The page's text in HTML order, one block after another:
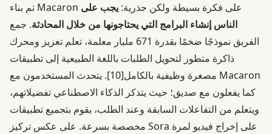
تم بناء Macaron على فكرة بسيطة ولكن جذرية: يجب على
الناس إنشاء البرامج التي يحتاجونها من خلال المحادثة. جمع
الفريق نموذجًا ضخمًا بقدرة 671 مليار معلمة، تعلم تعزيز ومحرك
ذاكرة متطور لتحويل الطلبات باللغة الطبيعية إلى تطبيقات
مصغرة وظيفية بالكامل[10]
. يتحدث المستخدمون مع Macaron
كما يفعلون مع صديق؛ حيث يتذكر الذكاء الاصطناعي تفضيلاتهم،
ويتعلم من التفاعلات السابقة وعند الطلب، يقوم بتجميع تطبيقات
مخصصة بسرعة. على عكس تركيز Sora على إخراج فيديو لمرة